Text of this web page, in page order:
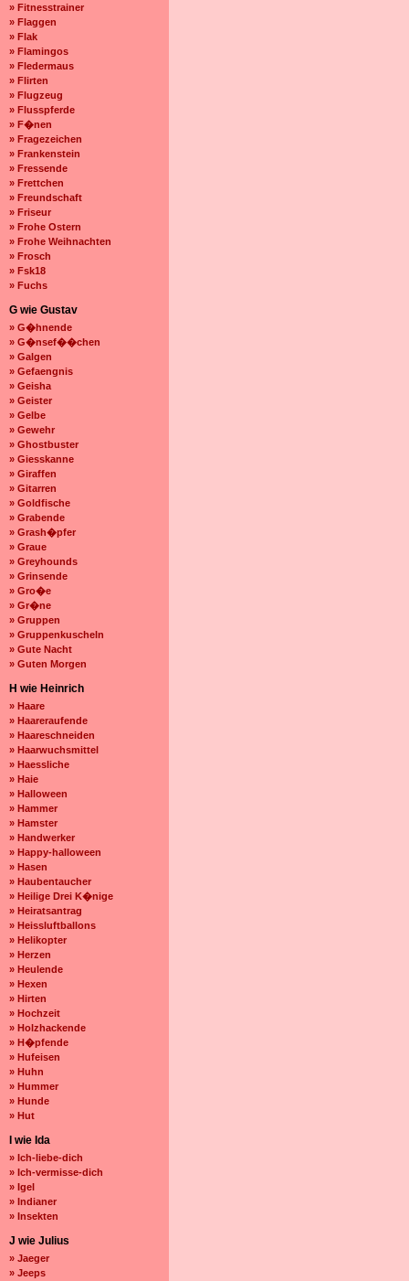
» Fitnesstrainer
» Flaggen
» Flak
» Flamingos
» Fledermaus
» Flirten
» Flugzeug
» Flusspferde
» F�nen
» Fragezeichen
» Frankenstein
» Fressende
» Frettchen
» Freundschaft
» Friseur
» Frohe Ostern
» Frohe Weihnachten
» Frosch
» Fsk18
» Fuchs
G wie Gustav
» G�hnende
» G�nsef��chen
» Galgen
» Gefaengnis
» Geisha
» Geister
» Gelbe
» Gewehr
» Ghostbuster
» Giesskanne
» Giraffen
» Gitarren
» Goldfische
» Grabende
» Grash�pfer
» Graue
» Greyhounds
» Grinsende
» Gro�e
» Gr�ne
» Gruppen
» Gruppenkuscheln
» Gute Nacht
» Guten Morgen
H wie Heinrich
» Haare
» Haareraufende
» Haareschneiden
» Haarwuchsmittel
» Haessliche
» Haie
» Halloween
» Hammer
» Hamster
» Handwerker
» Happy-halloween
» Hasen
» Haubentaucher
» Heilige Drei K�nige
» Heiratsantrag
» Heissluftballons
» Helikopter
» Herzen
» Heulende
» Hexen
» Hirten
» Hochzeit
» Holzhackende
» H�pfende
» Hufeisen
» Huhn
» Hummer
» Hunde
» Hut
I wie Ida
» Ich-liebe-dich
» Ich-vermisse-dich
» Igel
» Indianer
» Insekten
J wie Julius
» Jaeger
» Jeeps